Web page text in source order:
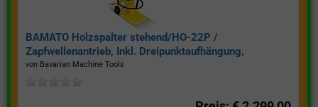
BAMATO Holzspalter stehend/HO-22P /
Zapfwellenantrieb, Inkl. Dreipunktaufhängung,
Spaltkraft 22 Tonnen*
von Bavarian Machine Tools